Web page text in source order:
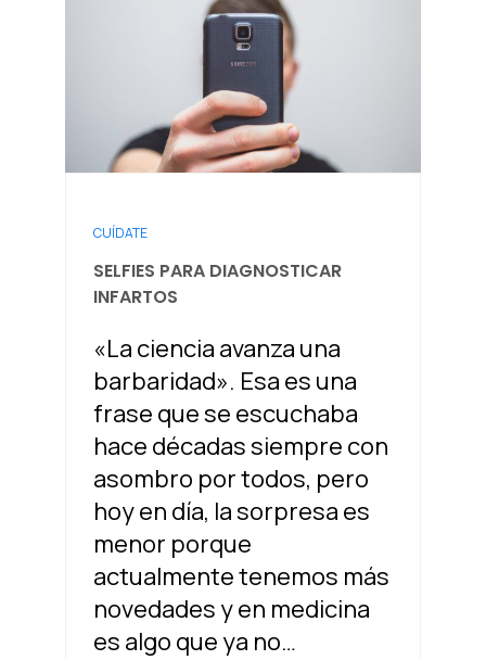
CUÍDATE
SELFIES PARA DIAGNOSTICAR
INFARTOS
«La ciencia avanza una
barbaridad». Esa es una
frase que se escuchaba
hace décadas siempre con
asombro por todos, pero
hoy en día, la sorpresa es
menor porque
actualmente tenemos más
novedades y en medicina
es algo que ya no…